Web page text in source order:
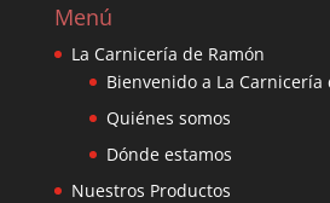
Menú
La Carnicería de Ramón
Bienvenido a La Carnicería
Quiénes somos
Dónde estamos
Nuestros Productos